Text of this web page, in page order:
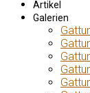
Artikel
Galerien